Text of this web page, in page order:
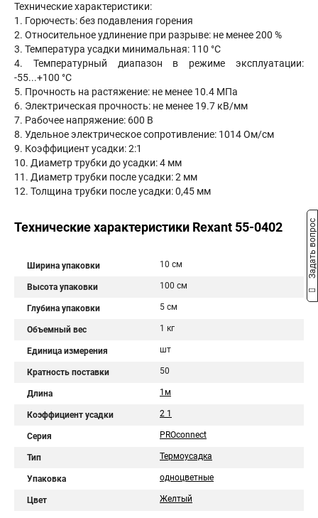
Технические характеристики:
1. Горючесть: без подавления горения
2. Относительное удлинение при разрыве: не менее 200 %
3. Температура усадки минимальная: 110 °С
4. Температурный диапазон в режиме эксплуатации:
-55...+100 °С
5. Прочность на растяжение: не менее 10.4 МПа
6. Электрическая прочность: не менее 19.7 кВ/мм
7. Рабочее напряжение: 600 В
8. Удельное электрическое сопротивление: 1014 Ом/см
9. Коэффициент усадки: 2:1
10. Диаметр трубки до усадки: 4 мм
11. Диаметр трубки после усадки: 2 мм
12. Толщина трубки после усадки: 0,45 мм
Технические характеристики Rexant 55-0402
Ширина упаковки 10 см
Высота упаковки 100 см
Глубина упаковки 5 см
Объемный вес 1 кг
Единица измерения шт
Кратность поставки 50
Длина 1м
Коэффициент усадки 2 1
Серия PROconnect
Тип Термоусадка
Упаковка одноцветные
Цвет Желтый
Задать вопрос